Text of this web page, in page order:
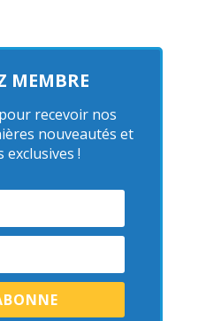
MEMBRE
recevoir nos
nouveautés et
exclusives !